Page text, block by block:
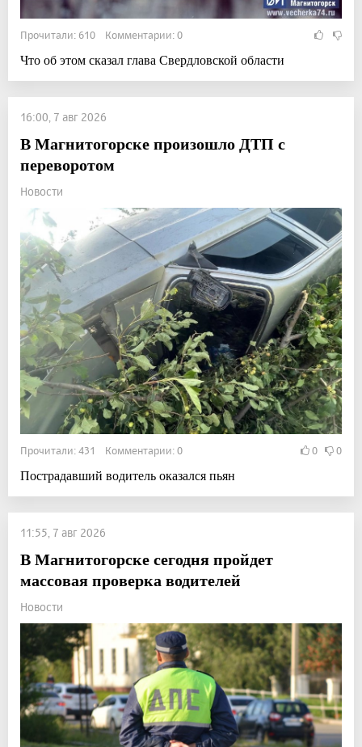
Прочитали: 610 Комментарии: 0
Что об этом сказал глава Свердловской области
16:00, 7 авг 2026
В Магнитогорске произошло ДТП с
переворотом
Новости
Прочитали: 431 Комментарии: 0 0 0
Пострадавший водитель оказался пьян
11:55, 7 авг 2026
В Магнитогорске сегодня пройдет
массовая проверка водителей
Новости